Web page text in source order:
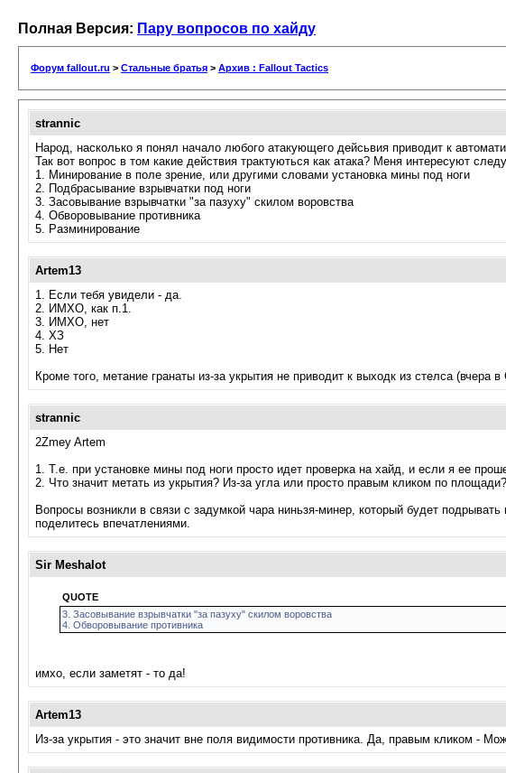
Полная Версия: Пару вопросов по хайду
Форум fallout.ru > Стальные братья > Архив : Fallout Tactics
strannic
Народ, насколько я понял начало любого атакующего дейсьвия приводит к
Так вот вопрос в том какие действия трактуються как атака? Меня интересуют
1. Минирование в поле зрение, или другими словами установка мины под ноги
2. Подбрасывание взрывчатки под ноги
3. Засовывание взрывчатки "за пазуху" скилом воровства
4. Обворовывание противника
5. Разминирование
Artem13
1. Если тебя увидели - да.
2. ИМХО, как п.1.
3. ИМХО, нет
4. ХЗ
5. Нет
Кроме того, метание гранаты из-за укрытия не приводит к выходк из стелса (вчера
strannic
2Zmey Artem
1. Т.е. при установке мины под ноги просто идет проверка на хайд, и если я ее
2. Что значит метать из укрытия? Из-за угла или просто правым кликом по площади?
Вопросы возникли в связи с задумкой чара ниньзя-минер, который будет
поделитесь впечатлениями.
Sir Meshalot
QUOTE
3. Засовывание взрывчатки "за пазуху" скилом воровства
4. Обворовывание противника
имхо, если заметят - то да!
Artem13
Из-за укрытия - это значит вне поля видимости противника. Да, правым кликом -